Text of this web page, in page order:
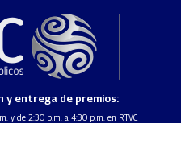
y entrega de premios:
y de 2:30 p.m. a 4:30 p.m. en RTVC